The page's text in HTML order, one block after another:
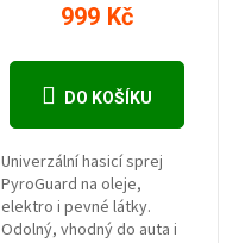
vhodný pro
kempování + s
držákem NAVÍC
ZDARMA
999 Kč
DO KOŠÍKU
Univerzální hasicí sprej
PyroGuard na oleje,
elektro i pevné látky.
Odolný, vhodný do auta i